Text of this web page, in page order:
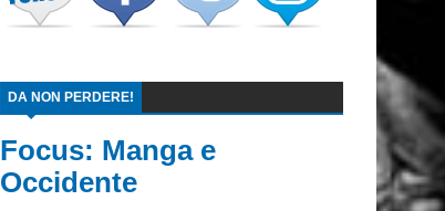
DA NON PERDERE!
Focus: Manga e
Occidente